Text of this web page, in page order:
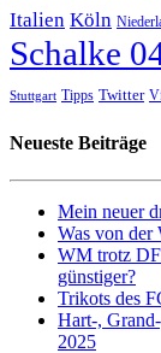
Italien Köln
Schalke
Stuttgart Tipps Twitter
Neueste Beiträge
Mein neuer
Was von der
WM trotz
günstiger?
Trikots des
Hart-,
2025